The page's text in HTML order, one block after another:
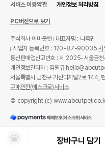
장바구니 담기
서비스 이용약관 개인정보 처리방침
PC버전으로 보기
주식회사 어바웃펫
대표자명 : 나옥귀
사업자 등록번호 : 120-87-90035사
통신판매업신고번호 : 제 2025-서울금
개인정보관리자 : 김원규
서울특별시 금천구 가산디지털2로
구매안전(에스크로)서비스
© copyright (c)